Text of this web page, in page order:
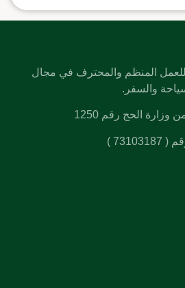
المنظم والمحترف في مجال
والسفر.
الحج رقم 1250
)